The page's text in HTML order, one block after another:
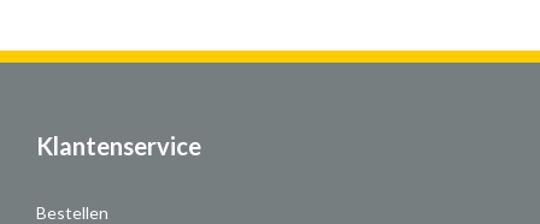
Klantenservice
Bestellen